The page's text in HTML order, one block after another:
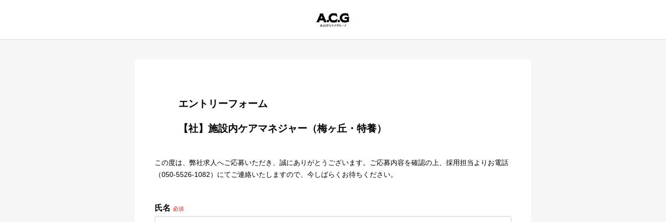
        エントリーフォーム
この度は、弊社求人へご応募いただき、誠にありがとうございます。ご応募内容を確認の上、採用担当よりお電話
（050-5526-1082）にてご連絡いたしますので、今しばらくお待ちください。
氏名 必須